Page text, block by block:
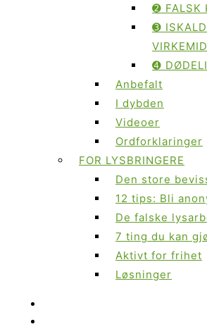
➋ FALSK
➌
➍
Anbefalt
I dybden
Videoer
Ordforklaringer
FOR LYSBRINGERE
Den store
12 tips: Bli
De falske
7 ting du kan
Aktivt for frihet
Løsninger